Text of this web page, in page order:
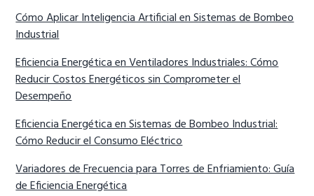
Cómo Aplicar Inteligencia Artificial en Sistemas de Bombeo
Industrial
Eficiencia Energética en Ventiladores Industriales: Cómo
Reducir Costos Energéticos sin Comprometer el
Desempeño
Eficiencia Energética en Sistemas de Bombeo Industrial:
Cómo Reducir el Consumo Eléctrico
Variadores de Frecuencia para Torres de Enfriamiento: Guía
de Eficiencia Energética